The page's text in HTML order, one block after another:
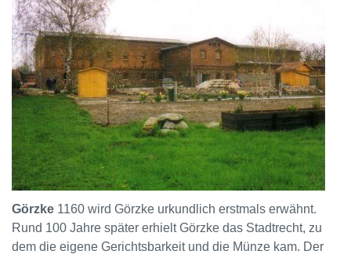
Görzke 1160 wird Görzke urkundlich erstmals erwähnt.
Rund 100 Jahre später erhielt Görzke das Stadtrecht, zu
dem die eigene Gerichtsbarkeit und die Münze kam. Der